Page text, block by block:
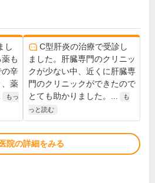
し
も
の辛
、薬
もっ
C型肝炎の治療で受診し
ました。肝臓専門のクリニッ
クが少ない中、近くに肝臓専
門のクリニックができたので
とても助かりました。...
も
っと読む
院の詳細をみる